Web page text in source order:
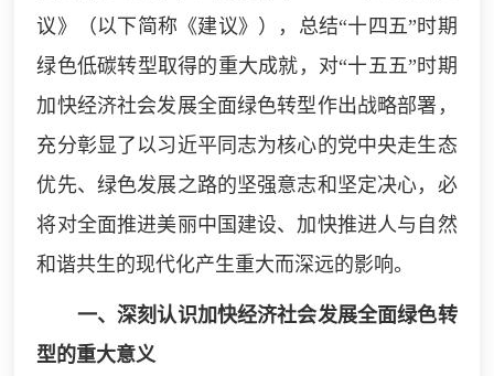
议》（以下简称《建议》），总结“十四五”时期
绿色低碳转型取得的重大成就，对“十五五”时期
加快经济社会发展全面绿色转型作出战略部署，
充分彰显了以习近平同志为核心的党中央走生态
优先、绿色发展之路的坚强意志和坚定决心，必
将对全面推进美丽中国建设、加快推进人与自然
和谐共生的现代化产生重大而深远的影响。
一、深刻认识加快经济社会发展全面绿色转
型的重大意义